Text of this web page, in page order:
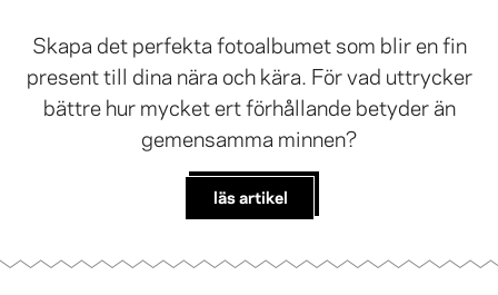
Skapa det perfekta fotoalbumet som blir en fin
present till dina nära och kära. För vad uttrycker
bättre hur mycket ert förhållande betyder än
gemensamma minnen?
läs artikel